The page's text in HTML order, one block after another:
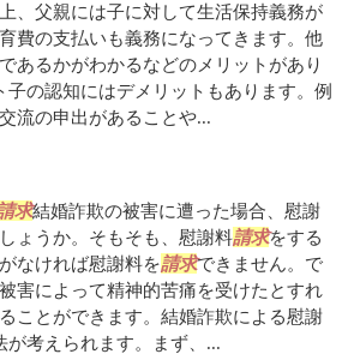
、父親には子に対して生活保持義務が
費の支払いも義務になってきます。他
あるかがわかるなどのメリットがあり
の認知にはデメリットもあります。例
流の申出があることや...
求結婚詐欺の被害に遭った場合、慰謝
ょうか。そもそも、慰謝料請求をする
なければ慰謝料を請求できません。で
害によって精神的苦痛を受けたとすれ
ことができます。結婚詐欺による慰謝
が考えられます。まず、...